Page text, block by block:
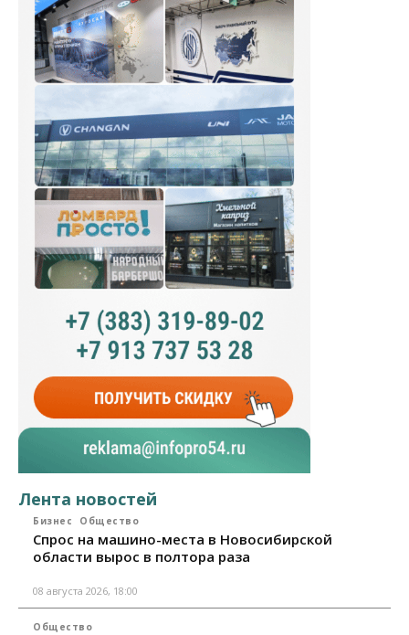
Лента новостей
Бизнес Общество
Спрос на машино-места в Новосибирской
области вырос в полтора раза
08 августа 2026, 18:00
Общество